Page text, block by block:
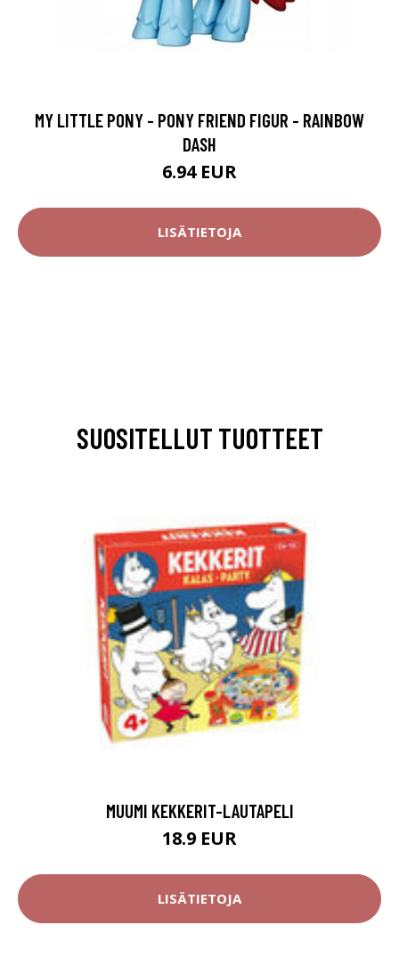
MY LITTLE PONY - PONY FRIEND FIGUR - RAINBOW
DASH
6.94 EUR
LISÄTIETOJA
SUOSITELLUT TUOTTEET
MUUMI KEKKERIT-LAUTAPELI
18.9 EUR
LISÄTIETOJA